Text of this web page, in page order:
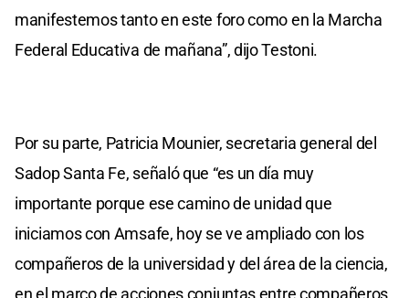
manifestemos tanto en este foro como en la Marcha
Federal Educativa de mañana”, dijo Testoni.
Por su parte, Patricia Mounier, secretaria general del
Sadop Santa Fe, señaló que “es un día muy
importante porque ese camino de unidad que
iniciamos con Amsafe, hoy se ve ampliado con los
compañeros de la universidad y del área de la ciencia,
en el marco de acciones conjuntas entre compañeros